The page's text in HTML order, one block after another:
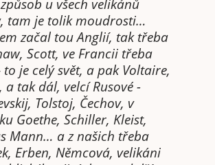
u všech velikánů
tam je tolik moudrosti…
začal tou Anglií, tak třeba
Scott, ve Francii třeba
to je celý svět, a pak Voltaire,
a tak dál, velcí Rusové -
Tolstoj, Čechov, v
Goethe, Schiller, Kleist,
Mann… a z našich třeba
Erben, Němcová, velikáni